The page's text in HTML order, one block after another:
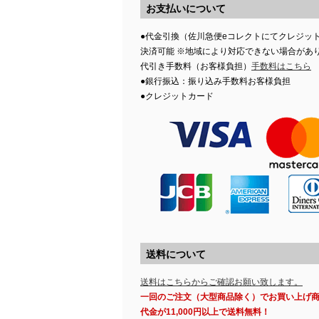
お支払いについて
●代金引換（佐川急便eコレクトにてクレジッ
決済可能 ※地域により対応できない場合があ
代引き手数料（お客様負担） 手数料はこちら
●銀行振込：振り込み手数料お客様負担
●クレジットカード
送料について
送料はこちらからご確認お願い致します。
一回のご注文（大型商品除く）でお買い上げ
代金が11,000円以上で送料無料！